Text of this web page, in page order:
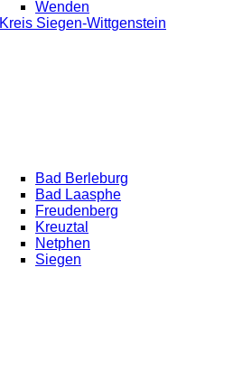
Wenden
Kreis Siegen-Wittgenstein
Bad Berleburg
Bad Laasphe
Freudenberg
Kreuztal
Netphen
Siegen